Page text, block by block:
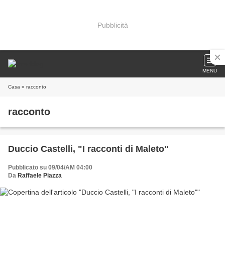
Pubblicità
MENU
Casa » racconto
racconto
Duccio Castelli, "I racconti di Maleto"
Pubblicato su 09/04/AM 04:00
Da Raffaele Piazza